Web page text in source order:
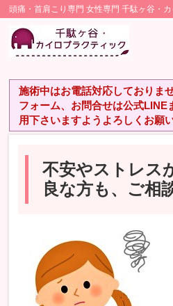
頭痛・首肩こり専門 女性専門 千駄ヶ谷・
施術中はお電話対応しておりま
フォーム、お問合せは公式LINE
用下さいますようよろしくお願
不安やストレス
良な方も、ご相